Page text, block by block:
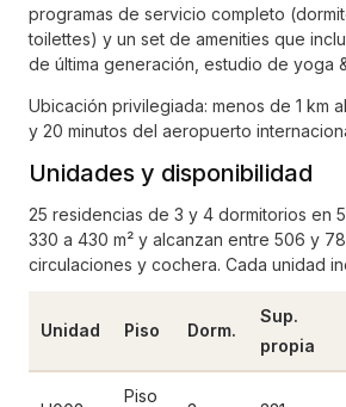
programas de servicio completo
toilettes) y un set de amenities que
de última generación, estudio de yoga
Ubicación privilegiada: menos de 1 km
y 20 minutos del aeropuerto
Unidades y disponibilidad
25 residencias de 3 y 4 dormitorios en
330 a 430 m² y alcanzan entre 506 y
circulaciones y cochera. Cada unidad
Unidad Piso Dorm.
Sup.
propia
Piso